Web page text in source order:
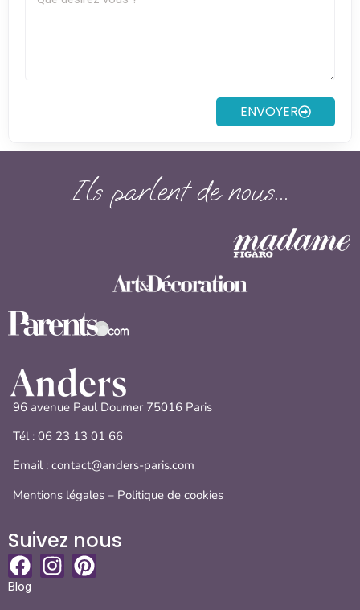
ENVOYER
Ils parlent de nous...
Suivez nous
Blog
96 avenue Paul Doumer 75016 Paris
Tél : 06 23 13 01 66
Email : contact@anders-paris.com
Mentions légales – Politique de cookies